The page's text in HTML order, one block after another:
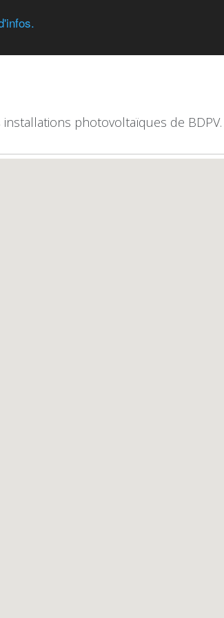
photovoltaïques de